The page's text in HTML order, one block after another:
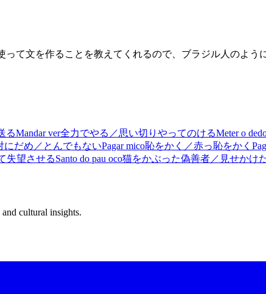
て文を作ることを教えてくれるので、ブラジル人のよう
るMandar ver全力でやる／思い切りやってのけるMeter o
にだめ／とんでもないPagar mico恥をかく／赤っ恥をかく
失望させるSanto do pau oco猫をかぶった偽善者／見せかけ
cultural insights.